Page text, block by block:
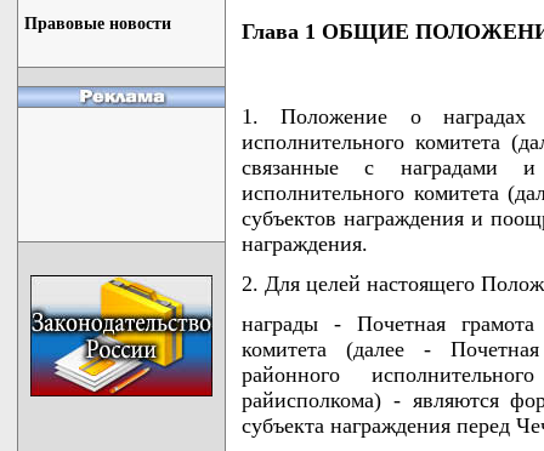
Правовые новости Глава 1 ОБЩИЕ
1. Положение о наградах
исполнительного комитета
связанные с наградами и
исполнительного комитета
субъектов награждения и
награждения.
2. Для целей настоящего
награды - Почетная грамота
комитета (далее -
районного
райисполкома) - являются
субъекта награждения перед